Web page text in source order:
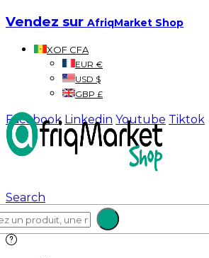
Vendez sur AfriqMarket Shop
XOF CFA
EUR €
USD $
GBP £
Facebook Linkedin Youtube Tiktok
Search